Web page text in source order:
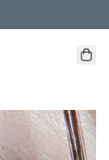
或以上8 折
件或以上85 折；買8件
減HKD 32.00；買6
件或以上85 折；買12
方式 )